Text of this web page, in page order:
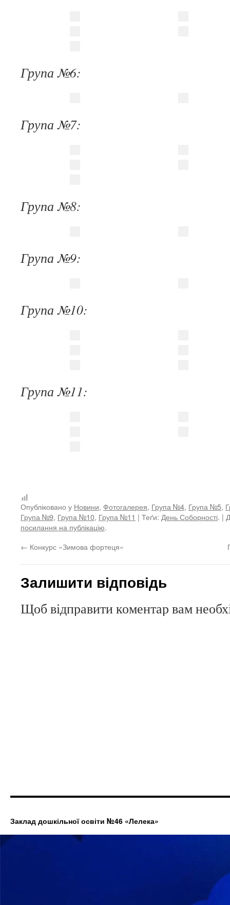
Група №6:
Група №7:
Група №8:
Група №9:
Група №10:
Група №11:
Опубліковано у Новини, Фотогалерея, Група №4, Група №5,
Група №9, Група №10, Група №11 | Теґи: День Соборності. |
посилання на публікацію.
← Конкурс «Зимова фортеця»
Залишити відповідь
Щоб відправити коментар вам
Заклад дошкільної освіти №46 «Лелека»